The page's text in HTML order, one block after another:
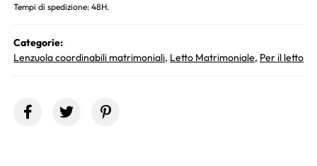
Tempi di spedizione: 48H.
Categorie:
Lenzuola coordinabili matrimoniali, Letto Matrimoniale, Per il letto